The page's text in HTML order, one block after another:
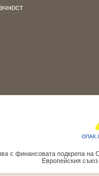
с финансовата подкрепа на
Европейския